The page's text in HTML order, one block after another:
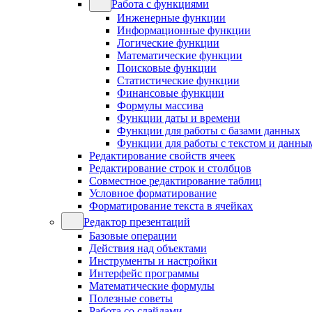
Работа с функциями
Инженерные функции
Информационные функции
Логические функции
Математические функции
Поисковые функции
Статистические функции
Финансовые функции
Формулы массива
Функции даты и времени
Функции для работы с базами данных
Функции для работы с текстом и
Редактирование свойств ячеек
Редактирование строк и столбцов
Совместное редактирование таблиц
Условное форматирование
Форматирование текста в ячейках
Редактор презентаций
Базовые операции
Действия над объектами
Инструменты и настройки
Интерфейс программы
Математические формулы
Полезные советы